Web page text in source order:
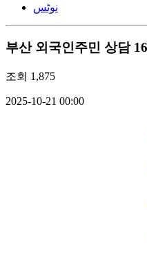
نوٹس
부산 외국인주민 상담
조회 1,875
2025-10-21 00:00